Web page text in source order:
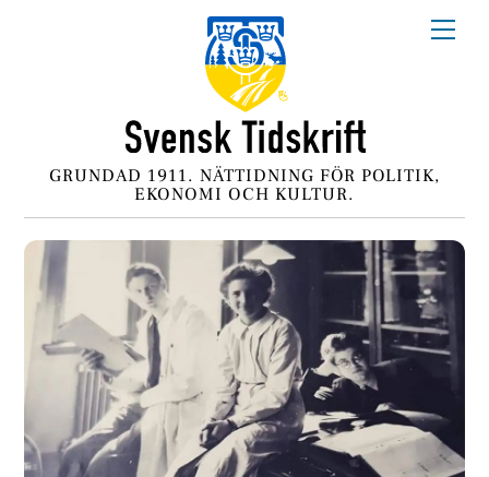
GRUNDAD 1911. NÄTTIDNING FÖR POLITIK,
EKONOMI OCH KULTUR.